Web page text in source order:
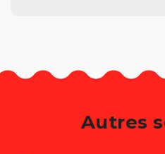
Autres